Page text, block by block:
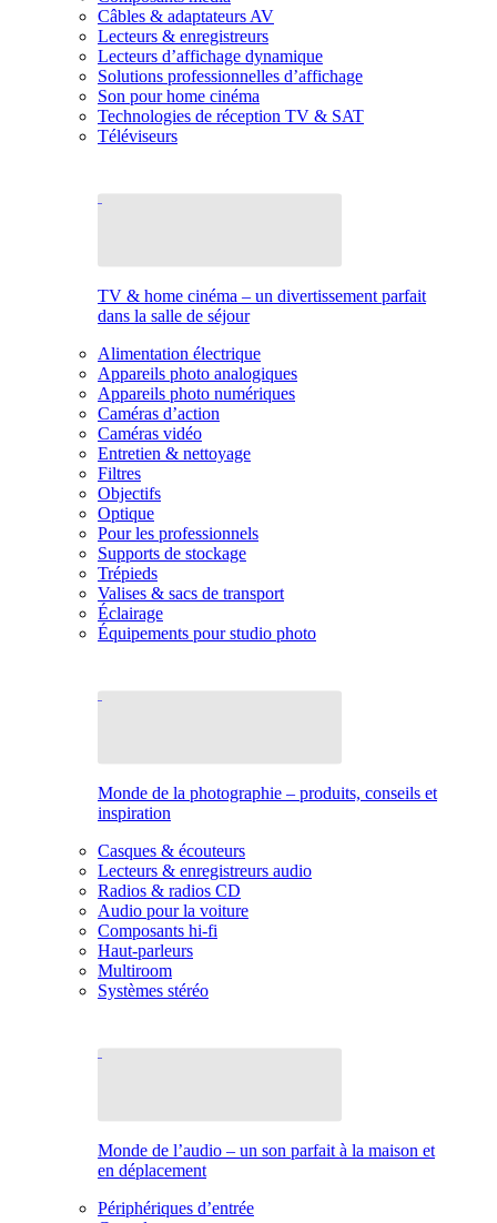
Câbles & adaptateurs AV
Lecteurs & enregistreurs
Lecteurs d’affichage dynamique
Solutions professionnelles d’affichage
Son pour home cinéma
Technologies de réception TV & SAT
Téléviseurs
TV & home cinéma – un divertissement parfait
dans la salle de séjour
Alimentation électrique
Appareils photo analogiques
Appareils photo numériques
Caméras d’action
Caméras vidéo
Entretien & nettoyage
Filtres
Objectifs
Optique
Pour les professionnels
Supports de stockage
Trépieds
Valises & sacs de transport
Éclairage
Équipements pour studio photo
Monde de la photographie – produits, conseils et
inspiration
Casques & écouteurs
Lecteurs & enregistreurs audio
Radios & radios CD
Audio pour la voiture
Composants hi-fi
Haut-parleurs
Multiroom
Systèmes stéréo
Monde de l’audio – un son parfait à la maison et
en déplacement
Périphériques d’entrée